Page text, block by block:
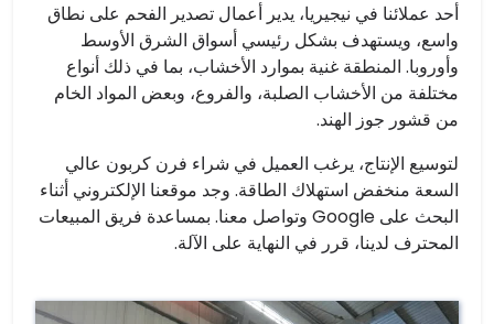
أحد عملائنا في نيجيريا، يدير أعمال تصدير الفحم على نطاق
واسع، ويستهدف بشكل رئيسي أسواق الشرق الأوسط
وأوروبا. المنطقة غنية بموارد الأخشاب، بما في ذلك أنواع
مختلفة من الأخشاب الصلبة، والفروع، وبعض المواد الخام
من قشور جوز الهند.
لتوسيع الإنتاج، يرغب العميل في شراء فرن كربون عالي
السعة منخفض استهلاك الطاقة. وجد موقعنا الإلكتروني أثناء
البحث على Google وتواصل معنا. بمساعدة فريق المبيعات
المحترف لدينا، قرر في النهاية على الآلة.